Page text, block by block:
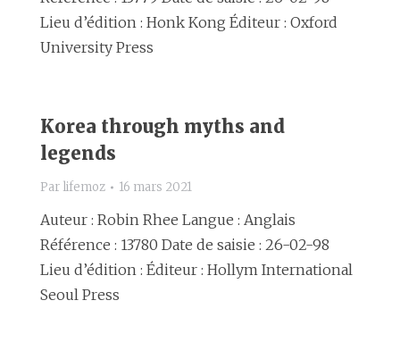
Lieu d’édition : Honk Kong Éditeur : Oxford
University Press
Korea through myths and
legends
Par lifemoz 16 mars 2021
Auteur : Robin Rhee Langue : Anglais
Référence : 13780 Date de saisie : 26-02-98
Lieu d’édition : Éditeur : Hollym International
Seoul Press